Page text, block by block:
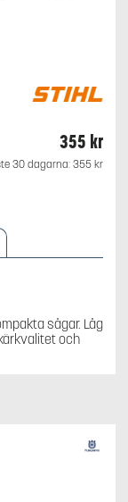
355 kr
30 dagarna:355 kr
sågar. Låg
och